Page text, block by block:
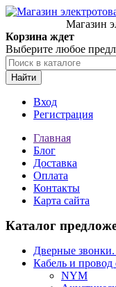
Магазин
Корзина ждет
Выберите любое
Найти
Вход
Регистрация
Главная
Блог
Доставка
Оплата
Контакты
Карта сайта
Каталог
Дверные
Кабель и провод
NYM